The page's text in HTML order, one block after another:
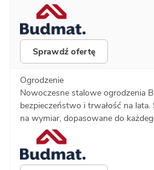
Sprawdź ofertę
Ogrodzenie
Nowoczesne stalowe ogrodzenia
bezpieczeństwo i trwałość na
na wymiar, dopasowane do